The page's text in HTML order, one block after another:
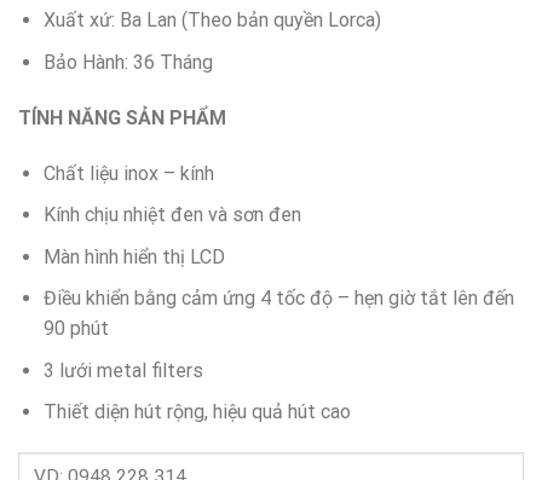
Xuất xứ: Ba Lan (Theo bản quyền Lorca)
Bảo Hành: 36 Tháng
TÍNH NĂNG SẢN PHẨM
Chất liệu inox – kính
Kính chịu nhiệt đen và sơn đen
Màn hình hiển thị LCD
Điều khiển bằng cảm ứng 4 tốc độ – hẹn giờ tắt lên đến
90 phút
3 lưới metal filters
Thiết diện hút rộng, hiệu quả hút cao